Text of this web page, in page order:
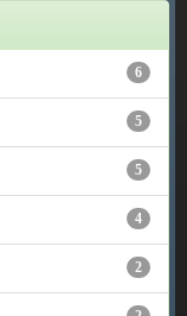
6
5
5
4
2